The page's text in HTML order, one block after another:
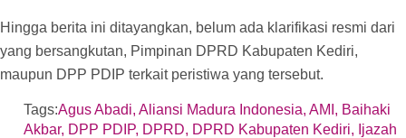
Hingga berita ini ditayangkan, belum ada klarifikasi resmi dari
yang bersangkutan, Pimpinan DPRD Kabupaten Kediri,
maupun DPP PDIP terkait peristiwa yang tersebut.
Tags:Agus Abadi, Aliansi Madura Indonesia, AMI , Baihaki
Akbar, DPP PDIP, DPRD, DPRD Kabupaten Kediri, Ijazah